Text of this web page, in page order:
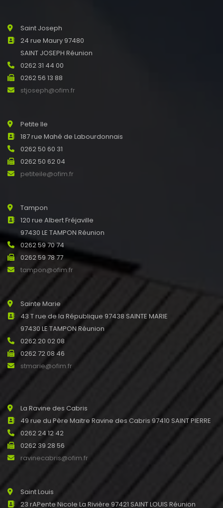
Saint Joseph
24 rue Maury 97480
SAINT JOSEPH Réunion
0262 31 44 00
0262 56 13 88
stjoseph@ofim.fr
Petite Ile
187 rue Mahé de Labourdonnais
0262 50 60 31
0262 50 62 04
petiteile@ofim.fr
Tampon
120 rue Albert Fréjaville
97430 LE TAMPON Réunion
0262 59 70 74
0262 59 78 77
tampon@ofim.fr
Sainte Marie
43 T rue de la République 97438 SAINTE MARIE
97430 LE TAMPON Réunion
0262 20 02 08
0262 72 08 46
stmarie@ofim.fr
La Ravine des Cabris
49 rue du Père Maitre Ravine des Cabris 97410 SAINT PIERRE
0262 24 12 42
0262 39 28 56
ravinecabris@ofim.fr
Saint Louis
23 rAPente Nicole La Rivière 97421 SAINT LOUIS Réunion